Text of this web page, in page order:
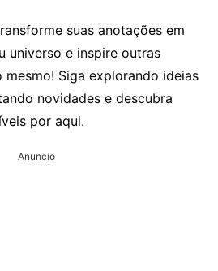
suas anotações em
universo e inspire outras
mesmo! Siga explorando ideias
novidades e descubra
por aqui.
Anuncio